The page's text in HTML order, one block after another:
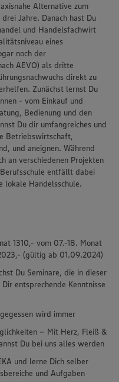
Alternative zum
Jahre. Danach hast Du
und Handelsfachwirt
eines
noch der
AEVO) als dritte
direkt zu
Zunächst lernst Du
- vom Einkauf und
Bedienung und den
Du dir umfangreiches und
Betriebswirtschaft,
und aneignen. Während
an verschiedenen Projekten
entfällt dabei
lokale Handelsschule.
1310,- vom 07.-18. Monat
(gültig ab 01.09.2024)
Du Seminare, die in dieser
entsprechende Kenntnisse
wird immer
– Mit Herz, Fleiß &
Du bei uns alles werden
und lerne Dich selber
und Aufgaben